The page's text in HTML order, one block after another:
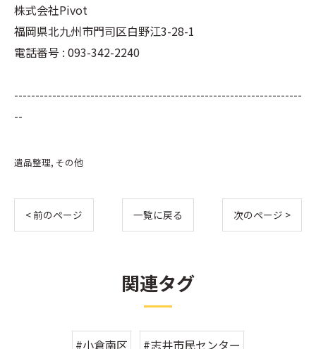
株式会社Pivot
福岡県北九州市門司区白野江3-28-1
電話番号 : 093-342-2240
--------------------------------------------------------------------
--
遺品整理 その他
< 前のページ 一覧に戻る 次のページ >
関連タグ
#小倉南区 #志井市民センター